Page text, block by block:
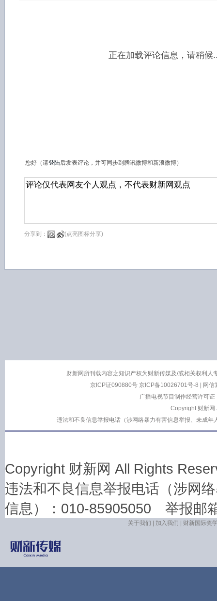
正在加载评论信息，请稍候
您好（请登陆后发表评论，并可同步到腾讯微博和新浪微博）
分享到： (点亮图标分享)
财新网所刊载内容之知识产权为财新传媒及/或相关权利
京ICP证090880号 京ICP备10026701号-8
网
广播电视节目制作经营许可
Copyright 财新
违法和不良信息举报电话（涉网络暴力有害信息举报、未成
Copyright 财新网 All Rights
违法和不良信息举报电话（涉网
信息）：010-85905050 举报邮
关于我们 加入我们 财新国际奖